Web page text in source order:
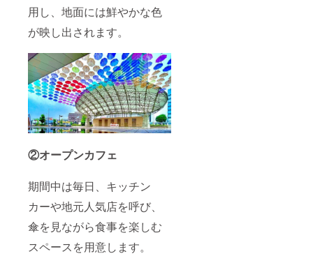
用し、地面には鮮やかな色
が映し出されます。
②オープンカフェ
期間中は毎日、キッチン
カーや地元人気店を呼び、
傘を見ながら食事を楽しむ
スペースを用意します。